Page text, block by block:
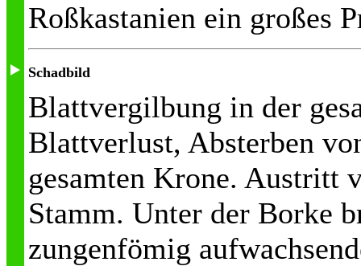
Roßkastanien ein großes
Schadbild
Blattvergilbung in der
Blattverlust, Absterben
gesamten Krone. Austritt
Stamm. Unter der Borke
zungenfömig